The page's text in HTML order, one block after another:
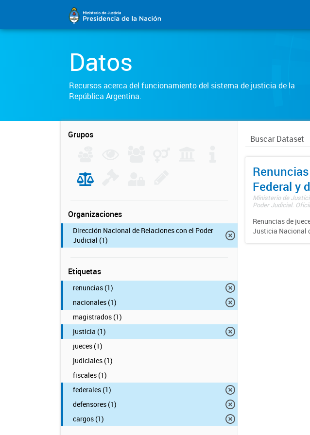
Datos
Recursos acerca del funcionamiento del sistema de justicia de la
República Argentina.
Grupos
Organizaciones
Dirección Nacional de Relaciones con el Poder
Judicial (1)
Etiquetas
renuncias (1)
nacionales (1)
magistrados (1)
justicia (1)
jueces (1)
judiciales (1)
fiscales (1)
federales (1)
defensores (1)
cargos (1)
Federal y
Ministerio de
Poder Judicial.
Renuncias de
Justicia Nacional